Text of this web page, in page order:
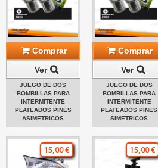
Comprar
Ver
JUEGO DE DOS
BOMBILLAS PARA
INTERMITENTE
PLATEADOS PINES
ASIMETRICOS
Comprar
Ver
JUEGO DE DOS
BOMBILLAS PARA
INTERMITENTE
PLATEADOS PINES
SIMETRICOS
15,00 € 15,00 €